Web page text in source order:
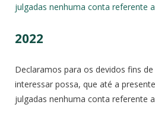
julgadas nenhuma conta referente
2022
Declaramos para os devidos fins
interessar possa, que até a
julgadas nenhuma conta referente